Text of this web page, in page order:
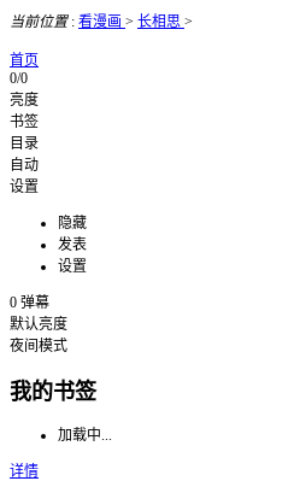
当前位置: 看漫画 > 长相思 >
首页
0/0
亮度
书签
目录
自动
设置
隐藏
发表
设置
0 弹幕
默认亮度
夜间模式
我的书签
加载中...
详情